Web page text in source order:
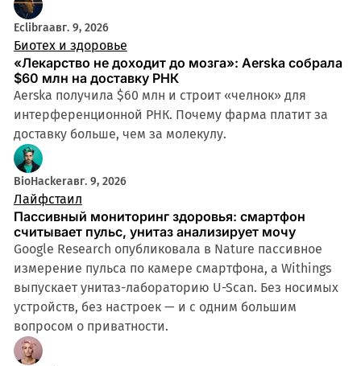
Eclibraавг. 9, 2026
Биотех и здоровье
«Лекарство не доходит до мозга»: Aerska собрала
$60 млн на доставку РНК
Aerska получила $60 млн и строит «челнок» для
интерференционной РНК. Почему фарма платит за
доставку больше, чем за молекулу.
BioHackerавг. 9, 2026
Лайфстаил
Пассивный мониторинг здоровья: смартфон
считывает пульс, унитаз анализирует мочу
Google Research опубликовала в Nature пассивное
измерение пульса по камере смартфона, а Withings
выпускает унитаз-лабораторию U-Scan. Без носимых
устройств, без настроек — и с одним большим
вопросом о приватности.